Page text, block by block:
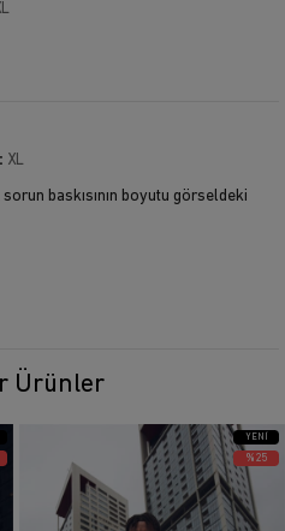
XL
sorun baskısının boyutu görseldeki
Ürünler
YENI
ÜRÜN
%25